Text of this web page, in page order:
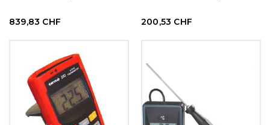
839,83 CHF 200,53 CHF